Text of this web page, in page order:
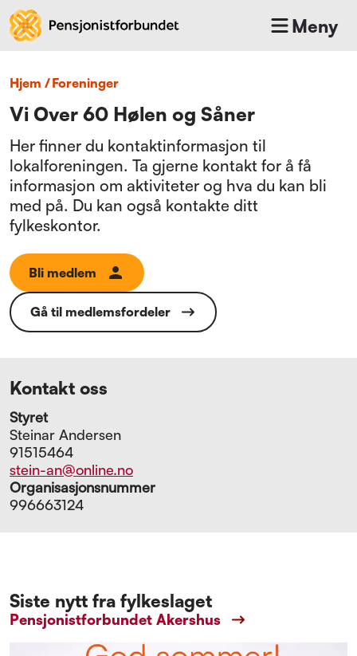
Meny
Hjem / foreninger
Vi Over 60 Hølen og Såner
Her finner du kontaktinformasjon til
lokalforeningen. Ta gjerne kontakt for å få
informasjon om aktiviteter og hva du kan bli
med på. Du kan også kontakte ditt
fylkeskontor.
Bli medlem
Gå til medlemsfordeler
Kontakt oss
Styret
Steinar Andersen
91515464
stein-an@online.no
Organisasjonsnummer
996663124
Siste nytt fra fylkeslaget
Pensjonistforbundet Akershus